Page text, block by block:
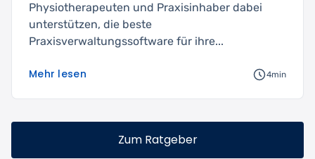
Physiotherapeuten und Praxisinhaber dabei
unterstützen, die beste
Praxisverwaltungssoftware für ihre...
Mehr lesen 4min
Zum Ratgeber